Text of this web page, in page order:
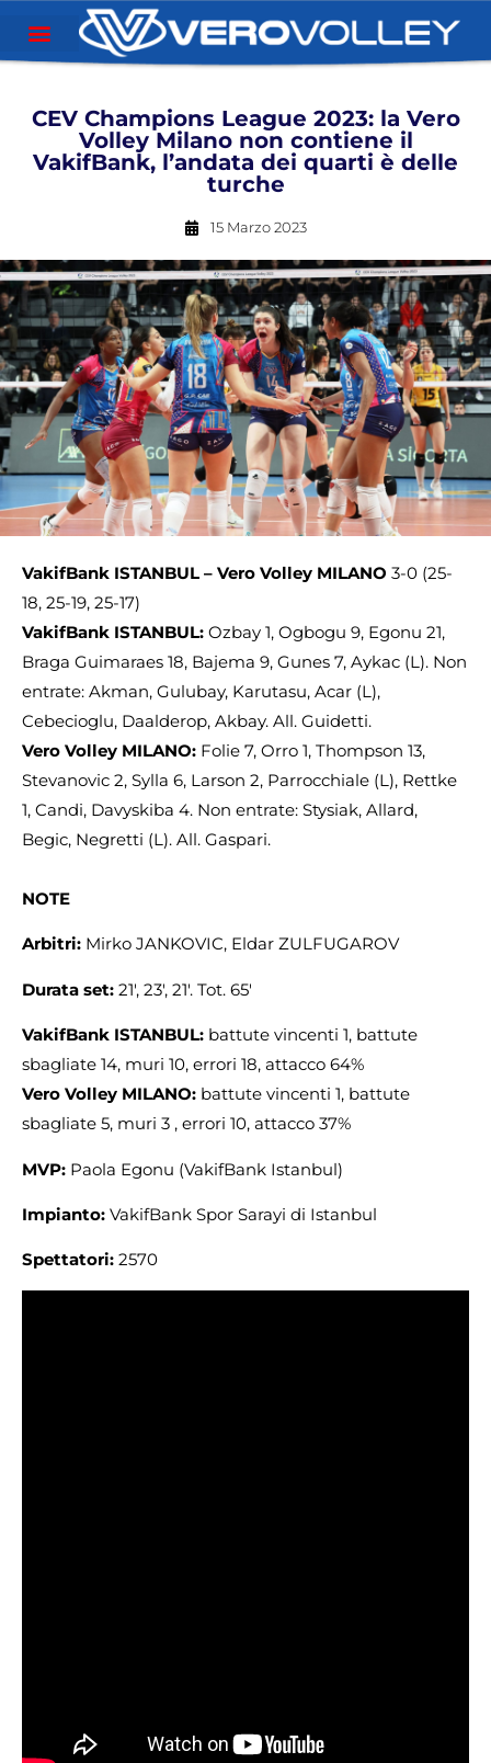
CEV Champions League 2023: la Vero
Volley Milano non contiene il
VakifBank, l’andata dei quarti è delle
turche
15 Marzo 2023
VakifBank ISTANBUL – Vero Volley MILANO 3-0 (25-
18, 25-19, 25-17)
VakifBank ISTANBUL: Ozbay 1, Ogbogu 9, Egonu 21,
Braga Guimaraes 18, Bajema 9, Gunes 7, Aykac (L). Non
entrate: Akman, Gulubay, Karutasu, Acar (L),
Cebecioglu, Daalderop, Akbay. All. Guidetti.
Vero Volley MILANO: Folie 7, Orro 1, Thompson 13,
Stevanovic 2, Sylla 6, Larson 2, Parrocchiale (L), Rettke
1, Candi, Davyskiba 4. Non entrate: Stysiak, Allard,
Begic, Negretti (L). All. Gaspari.
NOTE
Arbitri: Mirko JANKOVIC, Eldar ZULFUGAROV
Durata set: 21′, 23′, 21′. Tot. 65′
VakifBank ISTANBUL: battute vincenti 1, battute
sbagliate 14, muri 10, errori 18, attacco 64%
Vero Volley MILANO: battute vincenti 1, battute
sbagliate 5, muri 3 , errori 10, attacco 37%
MVP: Paola Egonu (VakifBank Istanbul)
Impianto: VakifBank Spor Sarayi di Istanbul
Spettatori: 2570